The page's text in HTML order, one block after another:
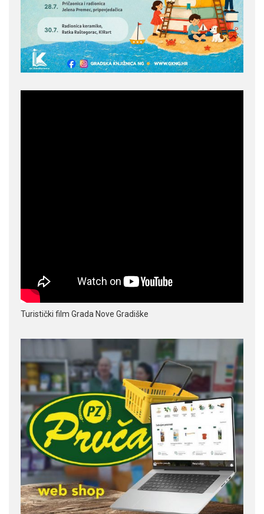
Turistički film Grada Nove Gradiške